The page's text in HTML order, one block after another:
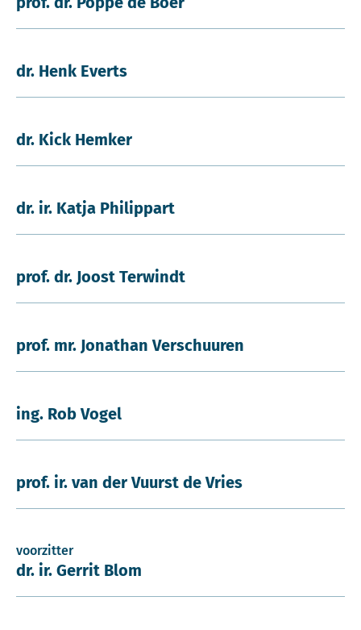
dr. Henk Everts
dr. Kick Hemker
dr. ir. Katja Philippart
prof. dr. Joost Terwindt
prof. mr. Jonathan Verschuuren
ing. Rob Vogel
prof. ir. van der Vuurst de Vries
voorzitter
dr. ir. Gerrit Blom